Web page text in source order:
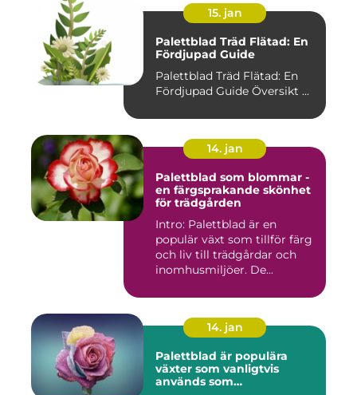
15. jan
Palettblad Träd Flätad: En
Fördjupad Guide
Palettblad Träd Flätad: En
Fördjupad Guide Översikt ...
14. jan
Palettblad som blommar -
en färgsprakande skönhet
för trädgården
Intro: Palettblad är en
populär växt som tillför färg
och liv till trädgårdar och
inomhusmiljöer. De...
14. jan
Palettblad är populära
växter som vanligtvis
används som